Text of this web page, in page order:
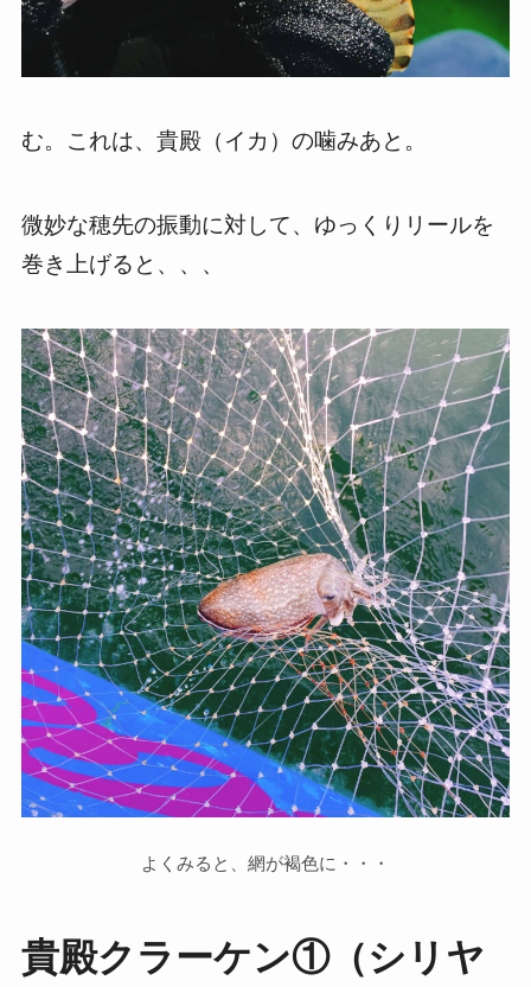
む。これは、貴殿（イカ）の噛みあと。
微妙な穂先の振動に対して、ゆっくりリールを
巻き上げると、、、
よくみると、網が褐色に・・・
貴殿クラーケン①（シリヤ